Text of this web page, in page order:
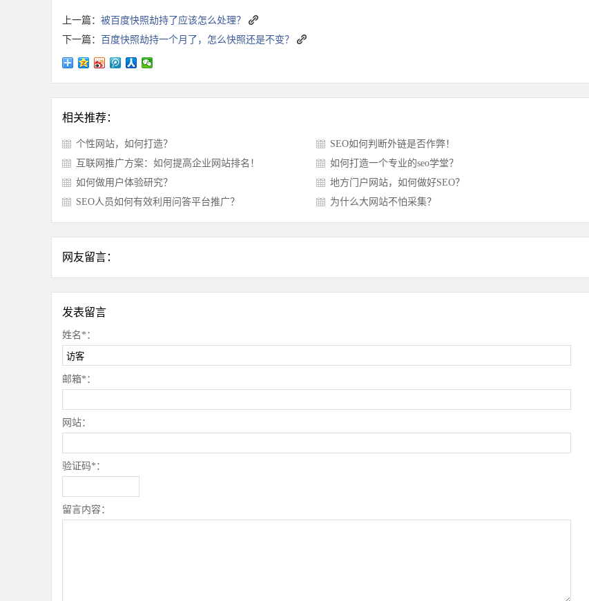
上一篇：被百度快照劫持了应该怎么处理？
下一篇：
百度快照劫持一个月了，怎么快照还是不变？
相关推荐：
个性网站，如何打造？
SEO如何判断外链是否作弊！
互联网推广方案：如何提高企业网站排名！
如何打造一个专业的seo学堂？
如何做用户体验研究？
地方门户网站，如何做好SEO？
SEO人员如何有效利用问答平台推广？
为什么大网站不怕采集？
网友留言：
发表留言
姓名*：
邮箱*：
网站：
验证码*：
留言内容：